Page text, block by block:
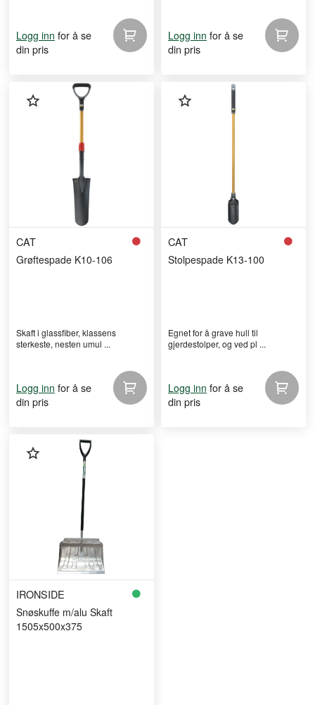
Logg inn for å se
din pris
Logg inn for å se
din pris
CAT
Grøftespade K10-106
Skaft i glassfiber, klassens
sterkeste, nesten umul ...
Logg inn for å se
din pris
CAT
Stolpespade K13-100
Egnet for å grave hull til
gjerdestolper, og ved pl ...
Logg inn for å se
din pris
IRONSIDE
Snøskuffe m/alu Skaft
1505x500x375